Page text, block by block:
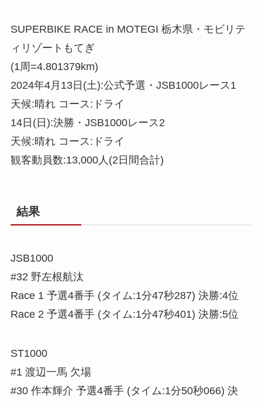
SUPERBIKE RACE in MOTEGI 栃木県・モビリテ
ィリゾートもてぎ
(1周=4.801379km)
2024年4月13日(土):公式予選・JSB1000レース1
天候:晴れ コース:ドライ
14日(日):決勝・JSB1000レース2
天候:晴れ コース:ドライ
観客動員数:13,000人(2日間合計)
結果
JSB1000
#32 野左根航汰
Race 1 予選4番手 (タイム:1分47秒287) 決勝:4位
Race 2 予選4番手 (タイム:1分47秒401) 決勝:5位
ST1000
#1 渡辺一馬 欠場
#30 作本輝介 予選4番手 (タイム:1分50秒066) 決